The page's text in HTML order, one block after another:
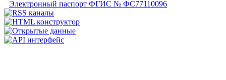
Электронный паспорт ФГИС № ФС77110096